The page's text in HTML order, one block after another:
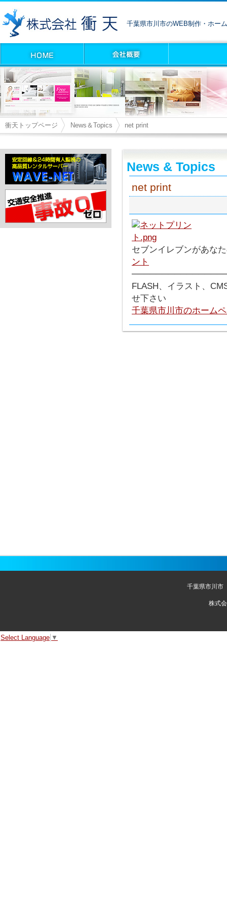
千葉県市川市のWEB制作・ホー
衝天トップページ News＆Topics net print
News & Topics
net print
セブンイレブンがあな
ント
FLASH、イラスト、
せ下さい
千葉県市川市のホーム
千葉県市川市
株式
Select Language ▼